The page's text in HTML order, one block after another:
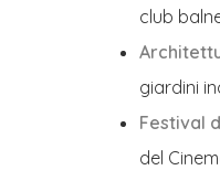
club
giardini
Festival
del